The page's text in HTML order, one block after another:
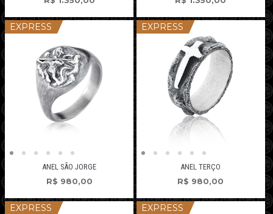
EXPRESS
ANEL SÃO JORGE
R$ 980,00
EXPRESS
ANEL TERÇO
R$ 980,00
EXPRESS EXPRESS